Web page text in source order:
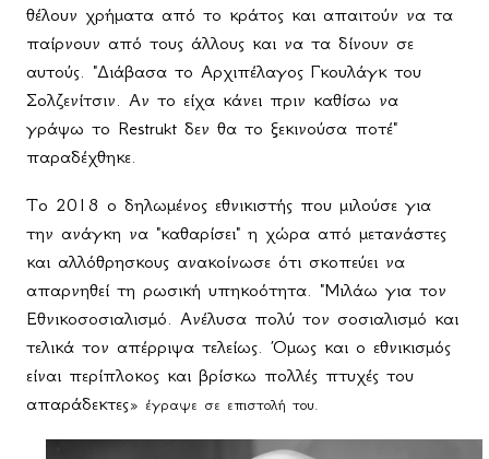
θέλουν χρήματα από το κράτος και απαιτούν να τα
παίρνουν από τους άλλους και να τα δίνουν σε
αυτούς. "Διάβασα το Αρχιπέλαγος Γκουλάγκ του
Σολζενίτσιν. Αν το είχα κάνει πριν καθίσω να
γράψω το Restrukt δεν θα το ξεκινούσα ποτέ"
παραδέχθηκε.
Το 2018 ο δηλωμένος εθνικιστής που μιλούσε για
την ανάγκη να "καθαρίσει" η χώρα από μετανάστες
και αλλόθρησκους ανακοίνωσε ότι σκοπεύει να
απαρνηθεί τη ρωσική υπηκοότητα. "Μιλάω για τον
Εθνικοσοσιαλισμό. Ανέλυσα πολύ τον σοσιαλισμό και
τελικά τον απέρριψα τελείως. Όμως και ο εθνικισμός
είναι περίπλοκος και βρίσκω πολλές πτυχές του
απαράδεκτες» έγραψε σε επιστολή του.